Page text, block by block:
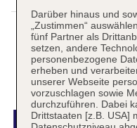
Darüber hinaus und
„Zustimmen“
fünf Partner als
setzen, andere
personenbezogene
erheben und
unserer Webseite
vorzuschlagen sowie
durchzuführen. Dabei
Drittstaaten [z.B. USA]